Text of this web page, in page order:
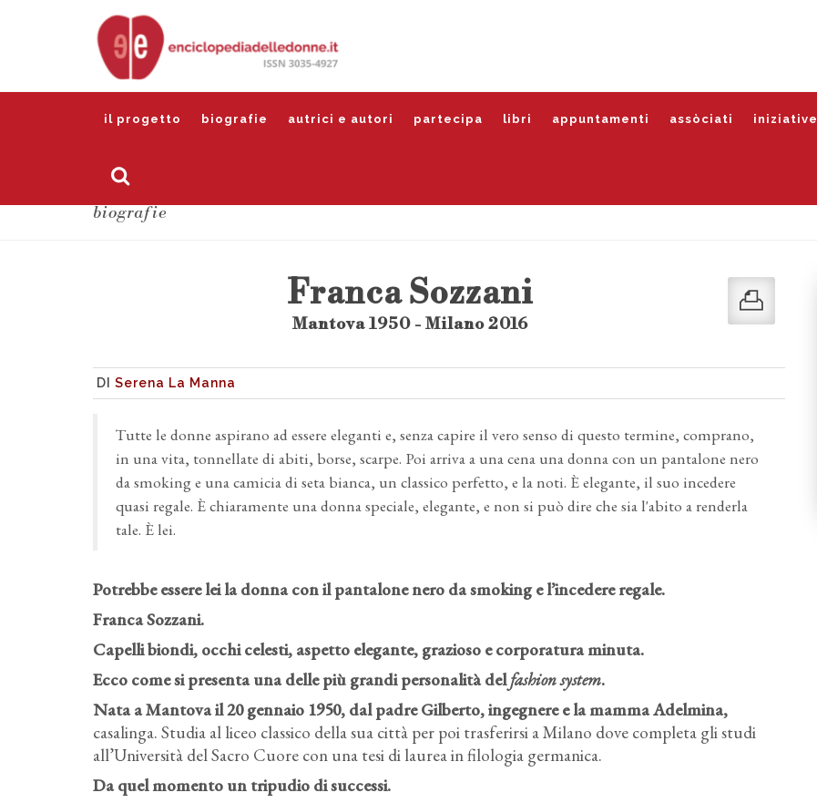
il progetto biografie autrici e autori partecipa libri appuntamenti assòciati iniziative
biografie
Franca Sozzani
Mantova 1950 - Milano 2016
DI Serena La Manna
Tutte le donne aspirano ad essere eleganti e, senza capire il vero senso di questo termine, comprano,
in una vita, tonnellate di abiti, borse, scarpe. Poi arriva a una cena una donna con un pantalone nero
da smoking e una camicia di seta bianca, un classico perfetto, e la noti. È elegante, il suo incedere
quasi regale. È chiaramente una donna speciale, elegante, e non si può dire che sia l'abito a renderla
tale. È lei.
Potrebbe essere lei la donna con il pantalone nero da smoking e l’incedere regale.
Franca Sozzani.
Capelli biondi, occhi celesti, aspetto elegante, grazioso e corporatura minuta.
Ecco come si presenta una delle più grandi personalità delfashion system.
Nata a Mantova il 20 gennaio 1950, dal padre Gilberto, ingegnere e la mamma Adelmina,
casalinga. Studia al liceo classico della sua città per poi trasferirsi a Milano dove completa gli studi
all’Università del Sacro Cuore con una tesi di laurea in filologia germanica.
Da quel momento un tripudio di successi.